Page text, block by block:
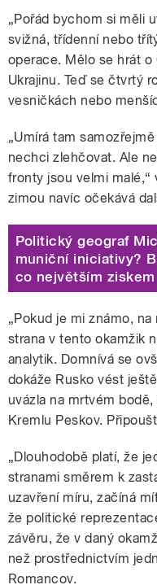
„Pořád bychom si měli
svižná, třídenní nebo
operace. Mělo se hrát o
Ukrajinu. Teď se čtvrtý
vesničkách nebo
„Umírá tam
nechci zlehčovat. Ale
fronty jsou velmi malé,“
zimou navíc očekává
Politický geograf
muniční iniciativy?
co největším ziskem
„Pokud je mi známo,
strana v tento okamžik
analytik. Domnívá se
dokáže Rusko vést
uvázla na mrtvém
Kremlu Peskov.
„Dlouhodobě platí, že
stranami směrem k
uzavření míru, začíná
že politické
závěru, že v daný
než prostřednictvím
Romancov.